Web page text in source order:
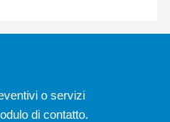
o servizi
di contatto.